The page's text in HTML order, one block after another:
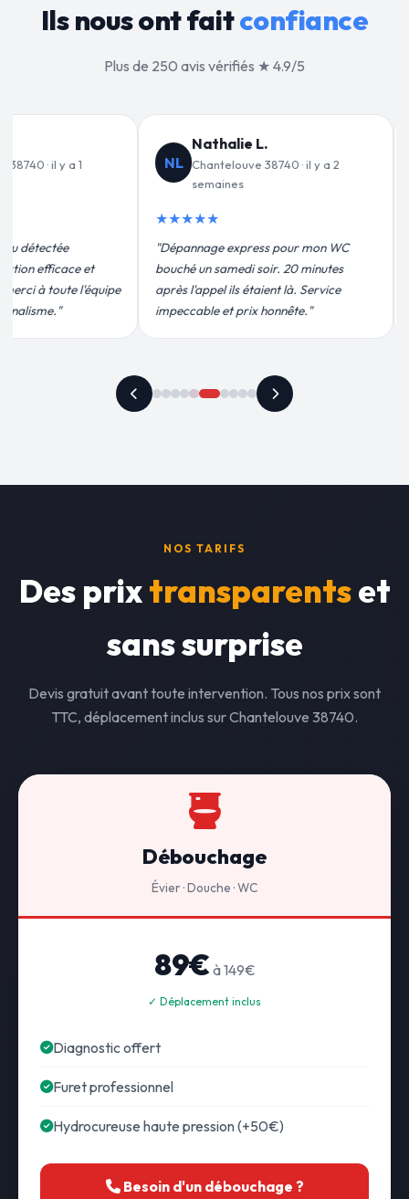
Ils nous ont faitconfiance
Plus de 250 avis vérifiés ★ 4.9/5
y a 2
WC
Jean-François C.
Chantelouve 38740 · il y a 3
semaines
★★★★★
"Remplacement de mon chauffe-eau en
moins de 2h. Équipe très pro, devis
conforme, chantier propre. Je
recommande vivement."
NOS TARIFS
Des prixtransparentset
sans surprise
Devis gratuit avant toute intervention. Tous nos prix sont
TTC, déplacement inclus sur Chantelouve 38740.
Débouchage
Évier · Douche · WC
89€ à 149€
✓ Déplacement inclus
Diagnostic offert
Furet professionnel
Hydrocureuse haute pression (+50€)
Besoin d'un débouchage ?